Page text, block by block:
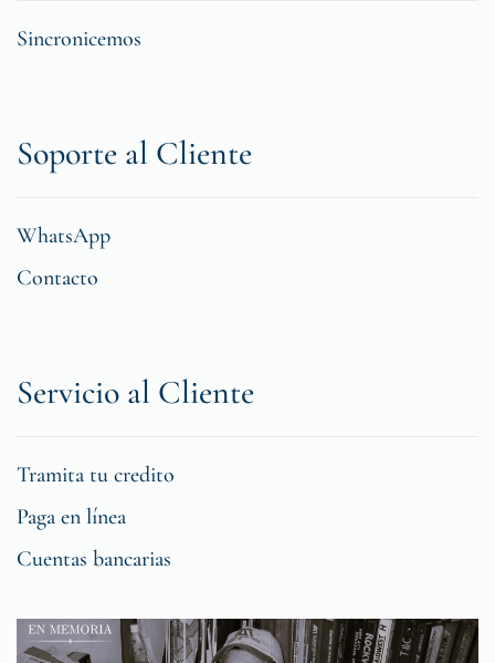
Sincronicemos
Soporte al Cliente
WhatsApp
Contacto
Servicio al Cliente
Tramita tu credito
Paga en línea
Cuentas bancarias